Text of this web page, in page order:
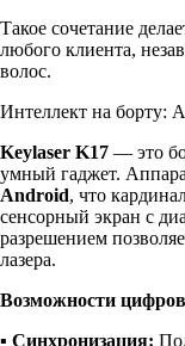
Такое сочетание
любого клиента,
волос.
Интеллект на борту:
Keylaser K17 — это
умный гаджет.
Android, что
сенсорный экран с
разрешением
лазера.
Возможности
▪ Синхронизация: